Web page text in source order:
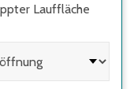
Lauffläche